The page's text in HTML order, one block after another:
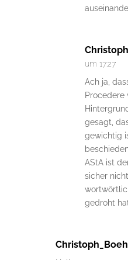
um 17:27
Ach ja,
Procedere
gesagt,
gewichtig
AStA ist
sicher
gedroht